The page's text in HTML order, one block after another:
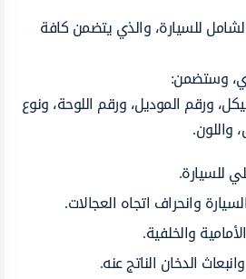
للسيارة، والذي يتضمن كافة
وستضمن:
ورقم الموديل، ورقم اللوحة، ونوع
واللون.
للسيارة.
وانحراف اتجاه العجالات.
والخلفية.
الدخان الناتج عنه.